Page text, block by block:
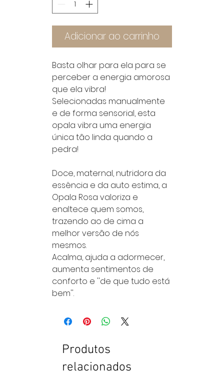
Adicionar ao carrinho
Basta olhar para ela para se
perceber a energia amorosa
que ela vibra!
Selecionadas manualmente
e de forma sensorial, esta
opala vibra uma energia
única tão linda quando a
pedra!
Doce, maternal, nutridora da
essência e da auto estima, a
Opala Rosa valoriza e
enaltece quem somos,
trazendo ao de cima a
melhor versão de nós
mesmos.
Acalma, ajuda a adormecer,
aumenta sentimentos de
conforto e ''de que tudo está
bem''.
Produtos
relacionados